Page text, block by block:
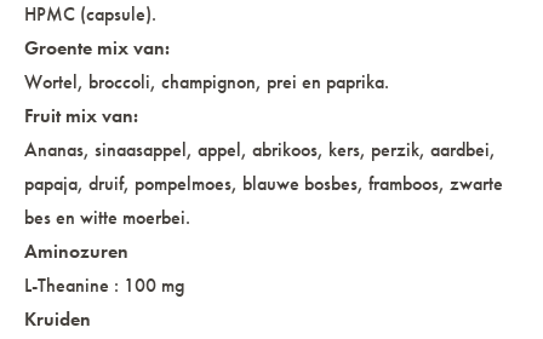
HPMC (capsule).
Groente mix van:
Wortel, broccoli, champignon, prei en paprika.
Fruit mix van:
Ananas, sinaasappel, appel, abrikoos, kers, perzik, aardbei,
papaja, druif, pompelmoes, blauwe bosbes, framboos, zwarte
bes en witte moerbei.
Aminozuren
L-Theanine : 100 mg
Kruiden